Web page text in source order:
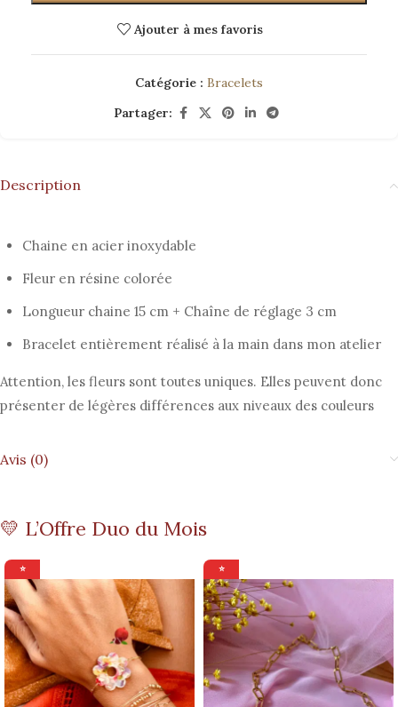
Ajouter à mes favoris
Catégorie : Bracelets
Partager:
Description
Chaine en acier inoxydable
Fleur en résine colorée
Longueur chaine 15 cm + Chaîne de réglage 3 cm
Bracelet entièrement réalisé à la main dans mon atelier
Attention, les fleurs sont toutes uniques. Elles peuvent donc
présenter de légères différences aux niveaux des couleurs
Avis (0)
💛 L’Offre Duo du Mois
⭐ ⭐